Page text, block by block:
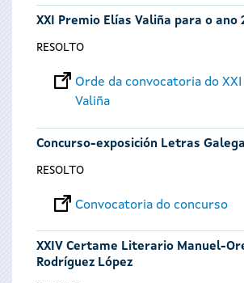
XXI Premio Elías Valiña para o ano
RESOLTO
Orde da convocatoria do
Valiña
Concurso-exposición Letras
RESOLTO
Convocatoria do concurso
XXIV Certame Literario Manuel-
Rodríguez López